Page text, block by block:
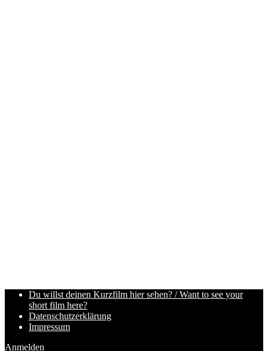
Du willst deinen Kurzfilm hier sehen? / Want to see your
short film here?
Datenschutzerklärung
Impressum
Anmelden